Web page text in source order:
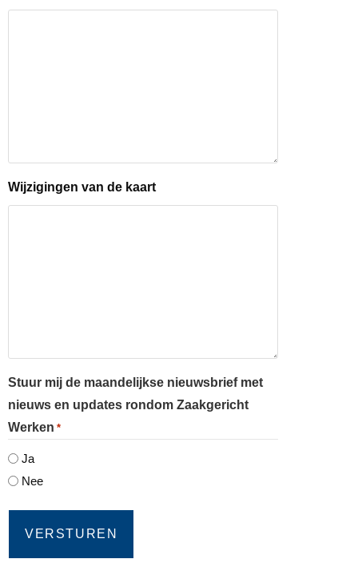
Wijzigingen van de kaart
Stuur mij de maandelijkse nieuwsbrief met
nieuws en updates rondom Zaakgericht
Werken *
Ja
Nee